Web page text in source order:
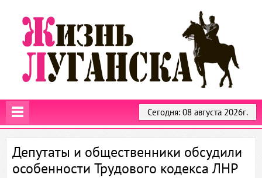
Сегодня: 08 августа 2026г.
Депутаты и общественники обсудили
особенности Трудового кодекса ЛНР